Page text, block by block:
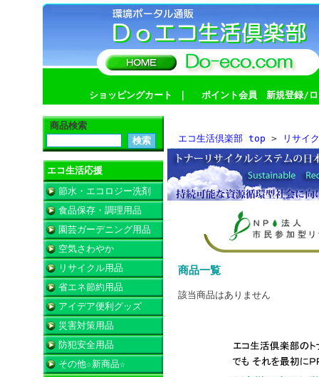
ショッピングカート ポイント会員 新規登録/ロ
商品検索
エコ生活応援
節水・エコロジー洗剤
食品保存・調理用品
園芸ガーデニング用品
空気さわやか
リサイクル用品
省エネ節約用品
アイデア便利グッズ
災害対策用品
防犯安全用品
その他☆新商品☆
エコ生活倶楽部 top > リサイ
商品一覧
該当商品はありません